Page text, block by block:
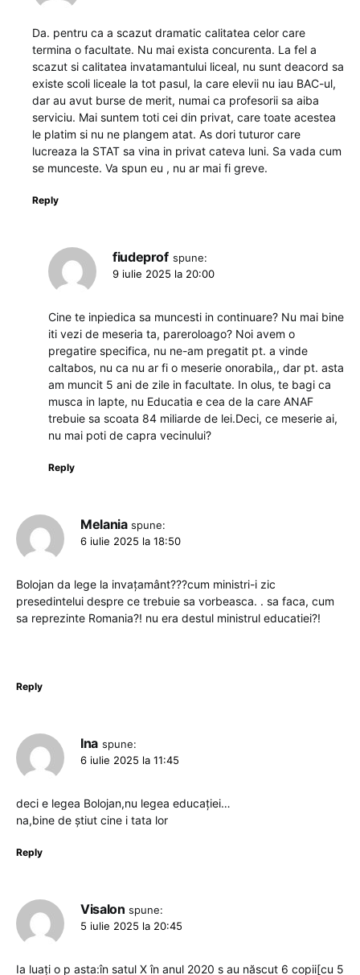
Da. pentru ca a scazut dramatic calitatea celor care
termina o facultate. Nu mai exista concurenta. La fel a
scazut si calitatea invatamantului liceal, nu sunt deacord sa
existe scoli liceale la tot pasul, la care elevii nu iau BAC-ul,
dar au avut burse de merit, numai ca profesorii sa aiba
serviciu. Mai suntem toti cei din privat, care toate acestea
le platim si nu ne plangem atat. As dori tuturor care
lucreaza la STAT sa vina in privat cateva luni. Sa vada cum
se munceste. Va spun eu , nu ar mai fi greve.
Reply
fiudeprof spune:
9 iulie 2025 la 20:00
Cine te inpiedica sa muncesti in continuare? Nu mai bine
iti vezi de meseria ta, pareroloago? Noi avem o
pregatire specifica, nu ne-am pregatit pt. a vinde
caltabos, nu ca nu ar fi o meserie onorabila,, dar pt. asta
am muncit 5 ani de zile in facultate. In olus, te bagi ca
musca in lapte, nu Educatia e cea de la care ANAF
trebuie sa scoata 84 miliarde de lei.Deci, ce meserie ai,
nu mai poti de capra vecinului?
Reply
Melania spune:
6 iulie 2025 la 18:50
Bolojan da lege la invațamânt???cum ministri-i zic
presedintelui despre ce trebuie sa vorbeasca. . sa faca, cum
sa reprezinte Romania?! nu era destul ministrul educatiei?!
Reply
Ina spune:
6 iulie 2025 la 11:45
deci e legea Bolojan,nu legea educației…
na,bine de știut cine i tata lor
Reply
Visalon spune:
5 iulie 2025 la 20:45
Ia luați o p asta:în satul X în anul 2020 s au născut 6 copii[cu 5